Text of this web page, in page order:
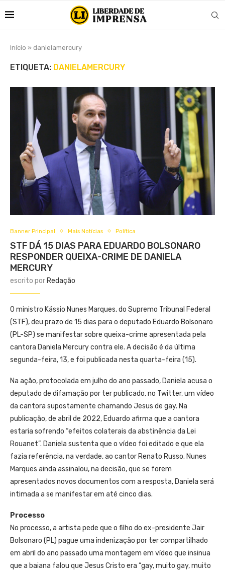
Início » danielamercury
ETIQUETA: DANIELAMERCURY
Banner Principal Mais Notícias Política
STF DÁ 15 DIAS PARA EDUARDO BOLSONARO
RESPONDER QUEIXA-CRIME DE DANIELA
MERCURY
escrito por Redação
O ministro Kássio Nunes Marques, do Supremo Tribunal Federal
(STF), deu prazo de 15 dias para o deputado Eduardo Bolsonaro
(PL-SP) se manifestar sobre queixa-crime apresentada pela
cantora Daniela Mercury contra ele. A decisão é da última
segunda-feira, 13, e foi publicada nesta quarta-feira (15).
Na ação, protocolada em julho do ano passado, Daniela acusa o
deputado de difamação por ter publicado, no Twitter, um vídeo
da cantora supostamente chamando Jesus de gay. Na
publicação, de abril de 2022, Eduardo afirma que a cantora
estaria sofrendo “efeitos colaterais da abstinência da Lei
Rouanet”. Daniela sustenta que o vídeo foi editado e que ela
fazia referência, na verdade, ao cantor Renato Russo. Nunes
Marques ainda assinalou, na decisão, que se forem
apresentados novos documentos com a resposta, Daniela será
intimada a se manifestar em até cinco dias.
Processo
No processo, a artista pede que o filho do ex-presidente Jair
Bolsonaro (PL) pague uma indenização por ter compartilhado
em abril do ano passado uma montagem em vídeo que insinua
que a baiana falou que Jesus Cristo era “gay, muito gay, muito